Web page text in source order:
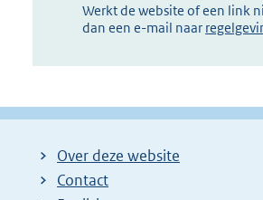
Werkt de website of een link
dan een e-mail naar
Over deze website
Contact